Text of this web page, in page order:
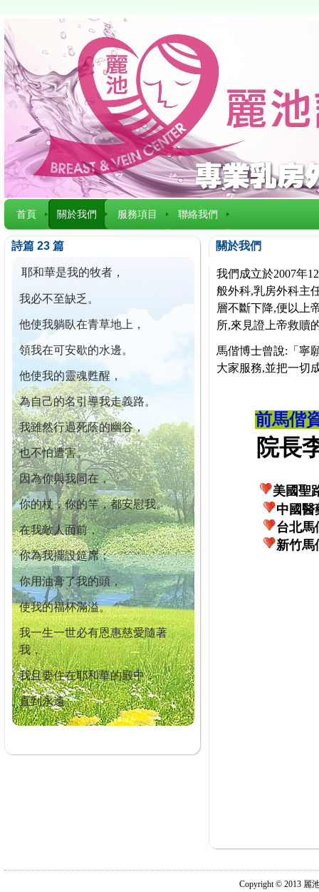
首頁 關於我們 服務項目 聯絡我們
詩篇 23 篇
耶和華是我的牧者，
我必不至缺乏。
他使我躺臥在青草地上，
領我在可安歇的水邊。
他使我的靈魂甦醒，
為自己的名引導我走義路。
我雖然行過死蔭的幽谷，
也不怕遭害。
因為你與我同在，
你的杖，你的竿，都安慰我。
在我敵人面前，
你為我擺設筵席；
你用油膏了我的頭，
使我的福杯滿溢。
我一生一世必有恩惠慈愛隨著
我，
我且要住在耶和華的殿中，
直到永遠。
關於我們
我們成立於2007年
般外科,乳房外科主
層不斷下降,便以上
所,來見證上帝救贖
馬偕博士曾說:「寧
大家服務,並把一切
前馬偕
院長李
美國聖
中國醫
台北馬
新竹馬
Copyright © 2013 麗